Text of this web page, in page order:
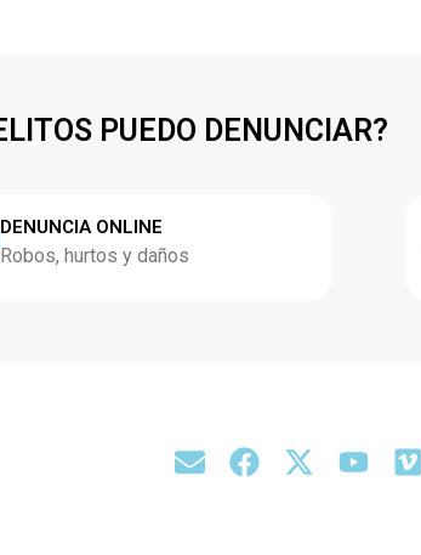
PUEDO DENUNCIAR?
DENUNCIA ONLINE
Robos, hurtos y daños